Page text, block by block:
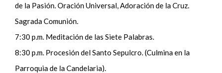
de la Pasión. Oración Universal, Adoración de la Cruz.
Sagrada Comunión.
7:30 p.m. Meditación de las Siete Palabras.
8:30 p.m. Procesión del Santo Sepulcro. (Culmina en la
Parroquia de la Candelaria).